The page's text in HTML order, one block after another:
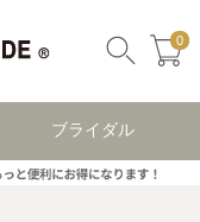
0
ブライダル